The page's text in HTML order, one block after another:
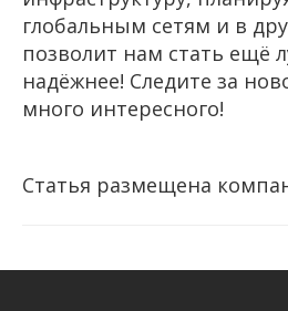
глобальным сетям и в
позволит нам стать ещё
надёжнее! Следите за
много интересного!
Статья размещена